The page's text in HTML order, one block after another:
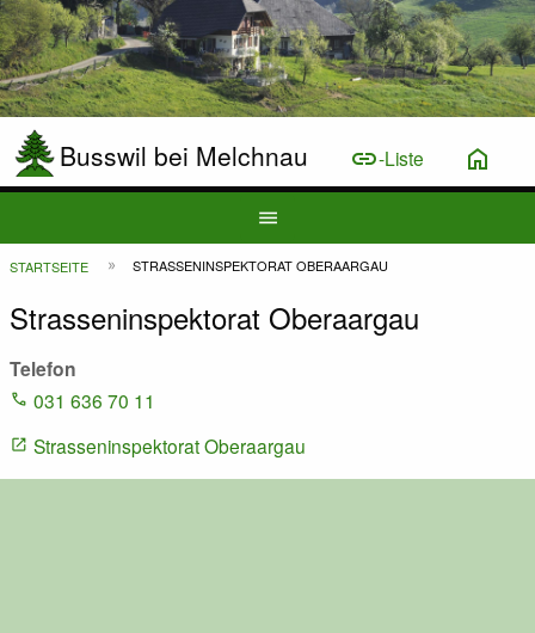
Busswil bei Melchnau link-Liste home
Hauptnavigation
Top
Bar
menu
Pfadnavigation
STARTSEITE STRASSENINSPEKTORAT OBERAARGAU
Strasseninspektorat Oberaargau
Telefon
031 636 70 11
Strasseninspektorat Oberaargau